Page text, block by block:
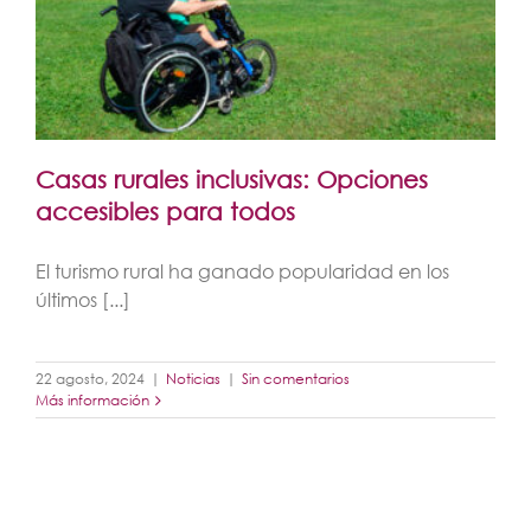
Casas rurales inclusivas: Opciones
accesibles para todos
El turismo rural ha ganado popularidad en los
últimos [...]
22 agosto, 2024 | Noticias | Sin comentarios
Más información